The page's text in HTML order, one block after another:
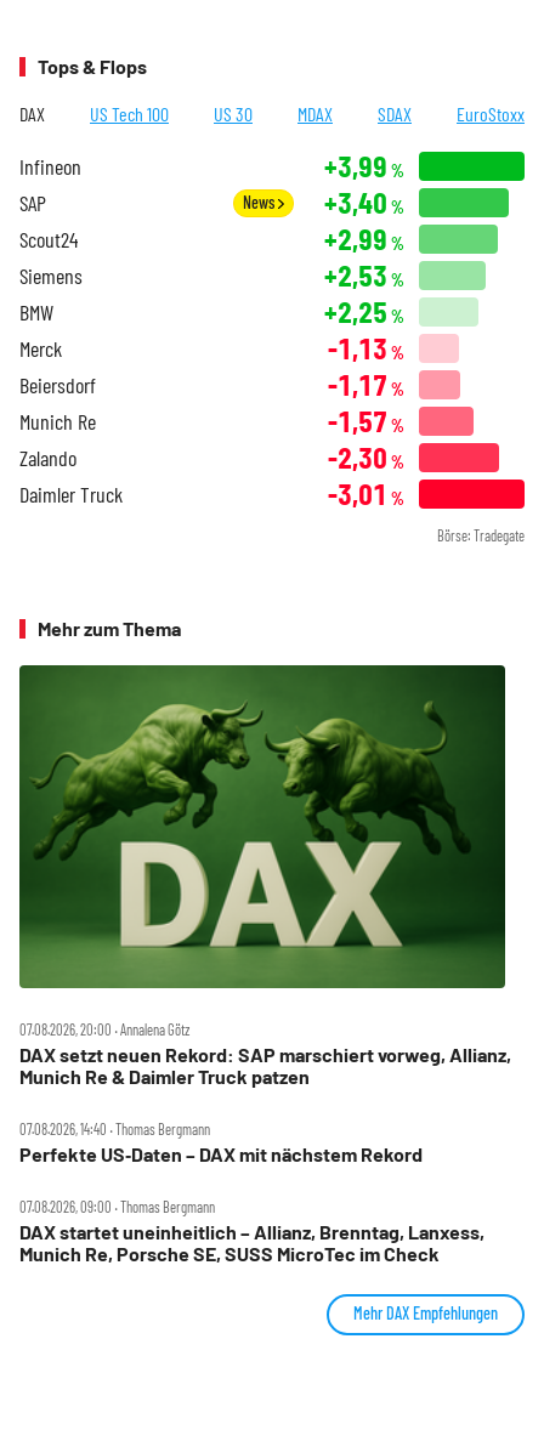
Tops & Flops
DAX US Tech 100 US 30 MDAX SDAX EuroStoxx
Infineon +3,99 %
SAP News +3,40 %
Scout24 +2,99 %
Siemens +2,53 %
BMW +2,25 %
Merck -1,13 %
Beiersdorf -1,17 %
Munich Re -1,57 %
Zalando -2,30 %
Daimler Truck -3,01 %
Börse: Tradegate
Mehr zum Thema
07.08.2026, 20:00 ‧ Annalena Götz
DAX setzt neuen Rekord: SAP marschiert vorweg, Allianz,
Munich Re & Daimler Truck patzen
07.08.2026, 14:40 ‧ Thomas Bergmann
Perfekte US‑Daten – DAX mit nächstem Rekord
07.08.2026, 09:00 ‧ Thomas Bergmann
DAX startet uneinheitlich – Allianz, Brenntag, Lanxess,
Munich Re, Porsche SE, SUSS MicroTec im Check
Mehr DAX Empfehlungen